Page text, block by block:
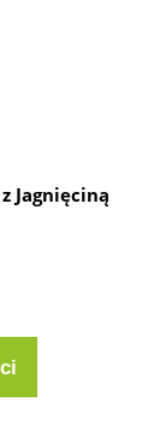
Jagnięciną